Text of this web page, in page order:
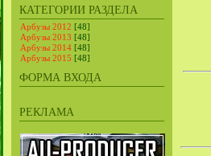
КАТЕГОРИИ РАЗДЕЛА
Арбузы 2012 [48]
Арбузы 2013 [48]
Арбузы 2014 [48]
Арбузы 2015 [48]
ФОРМА ВХОДА
РЕКЛАМА